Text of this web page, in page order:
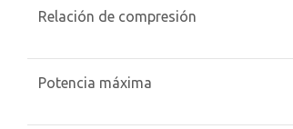
Relación de compresión
Potencia máxima